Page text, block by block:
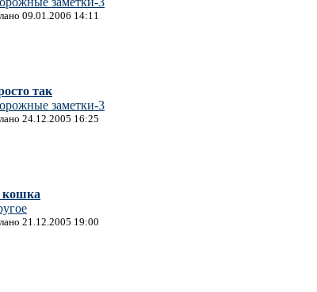
09.01.2006 14:11
так
заметки-3
24.12.2005 16:25
кошка
21.12.2005 19:00